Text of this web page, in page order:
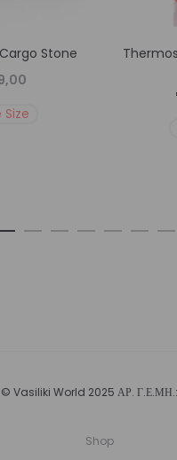
Stone
Size
Vasiliki World 2025 ΑΡ. Γ.Ε.ΜΗ.:
Shop